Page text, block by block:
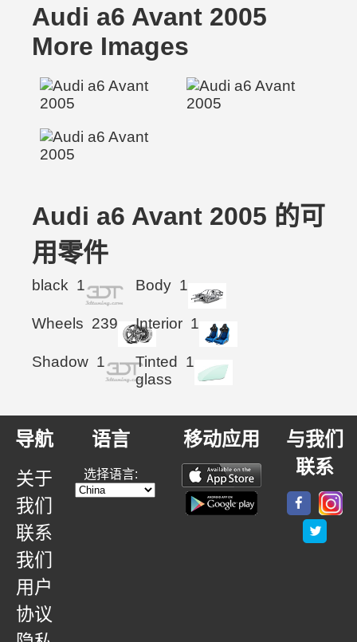
Audi a6 Avant 2005
More Images
Audi a6 Avant 2005 的可
用零件
black 1 Body 1
Wheels 239 Interior 1
Shadow 1
Tinted
glass
1
导航
关于
我们
联系
我们
用户
协议
语言
选择语言:
移动应用
与我们
联系